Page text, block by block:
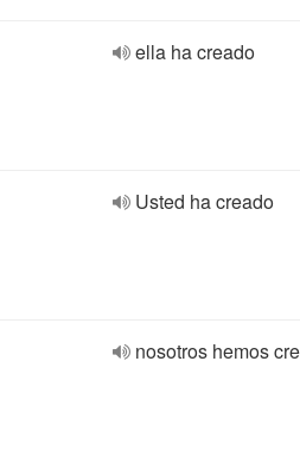
ella ha creado
Usted ha creado
nosotros hemos